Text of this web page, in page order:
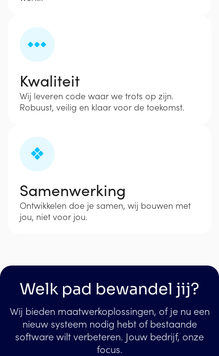
Kwaliteit
Wij leveren code waar we trots op zijn.
Robuust, veilig en klaar voor de toekomst.
Samenwerking
Ontwikkelen doe je samen, wij bouwen met
jou, niet voor jou.
Welk pad bewandel jij?
Wij bieden maatwerkoplossingen, of je nu een
nieuw systeem nodig hebt of bestaande
software wilt verbeteren. Jouw bedrijf, onze
focus.